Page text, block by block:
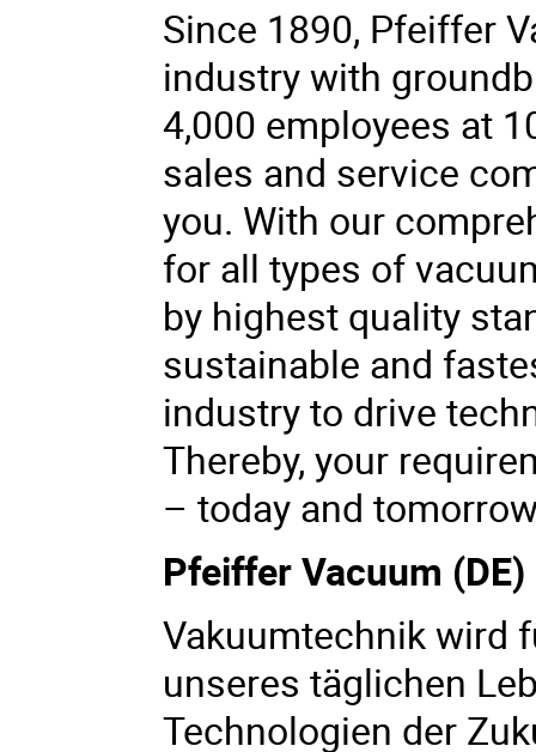
Since 1890, Pfeiffer
industry with
4,000 employees at
sales and service
you. With our
for all types of
by highest quality
sustainable and
industry to drive
Thereby, your
– today and
Pfeiffer Vacuum (DE)
Vakuumtechnik wird
unseres täglichen
Technologien der